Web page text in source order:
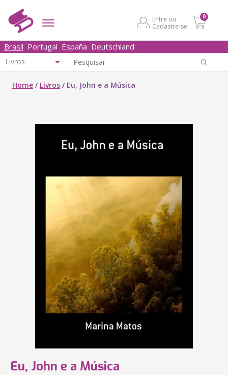
Entre ou
Cadastre-se
0
Brasil Portugal España Deutschland
Home / Livros / Eu, John e a Música
Eu, John e a Música